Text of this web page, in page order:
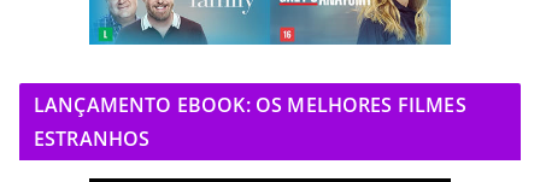
LANÇAMENTO EBOOK: OS MELHORES FILMES
ESTRANHOS